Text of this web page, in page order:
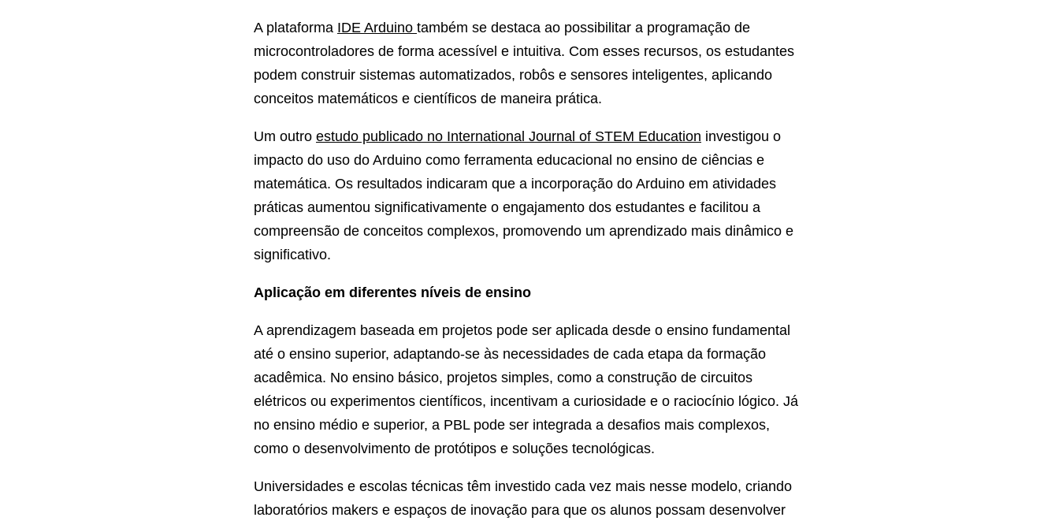
A plataforma IDE Arduino também se destaca ao possibilitar a programação de
microcontroladores de forma acessível e intuitiva. Com esses recursos, os estudantes
podem construir sistemas automatizados, robôs e sensores inteligentes, aplicando
conceitos matemáticos e científicos de maneira prática.
Um outro estudo publicado no International Journal of STEM Education investigou o
impacto do uso do Arduino como ferramenta educacional no ensino de ciências e
matemática. Os resultados indicaram que a incorporação do Arduino em atividades
práticas aumentou significativamente o engajamento dos estudantes e facilitou a
compreensão de conceitos complexos, promovendo um aprendizado mais dinâmico e
significativo.
Aplicação em diferentes níveis de ensino
A aprendizagem baseada em projetos pode ser aplicada desde o ensino fundamental
até o ensino superior, adaptando-se às necessidades de cada etapa da formação
acadêmica. No ensino básico, projetos simples, como a construção de circuitos
elétricos ou experimentos científicos, incentivam a curiosidade e o raciocínio lógico. Já
no ensino médio e superior, a PBL pode ser integrada a desafios mais complexos,
como o desenvolvimento de protótipos e soluções tecnológicas.
Universidades e escolas técnicas têm investido cada vez mais nesse modelo, criando
laboratórios makers e espaços de inovação para que os alunos possam desenvolver